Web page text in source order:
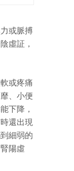
或脈搏
虛証，
或疼痛
、小便
下降，
還出現
細弱的
陽虛